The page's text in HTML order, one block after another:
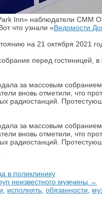
Inn» наблюдатели СММ
что узнали «Ведомости
на 21 октября 2021
перед гостиницей, в
за массовым
вновь отметили, что
радиостанций.
за массовым
вновь отметили, что
радиостанций.
в поликлинику
неизвестного мужчины →
исполнять обязанности